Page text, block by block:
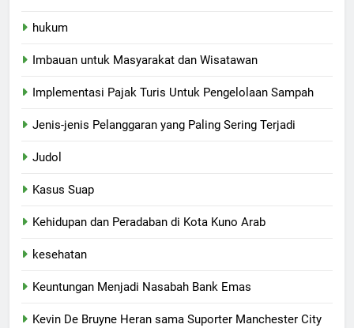
hukum
Imbauan untuk Masyarakat dan Wisatawan
Implementasi Pajak Turis Untuk Pengelolaan Sampah
Jenis-jenis Pelanggaran yang Paling Sering Terjadi
Judol
Kasus Suap
Kehidupan dan Peradaban di Kota Kuno Arab
kesehatan
Keuntungan Menjadi Nasabah Bank Emas
Kevin De Bruyne Heran sama Suporter Manchester City